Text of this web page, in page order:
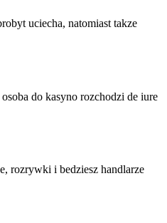
uciecha, natomiast takze
do kasyno rozchodzi de iure
rozrywki i bedziesz handlarze